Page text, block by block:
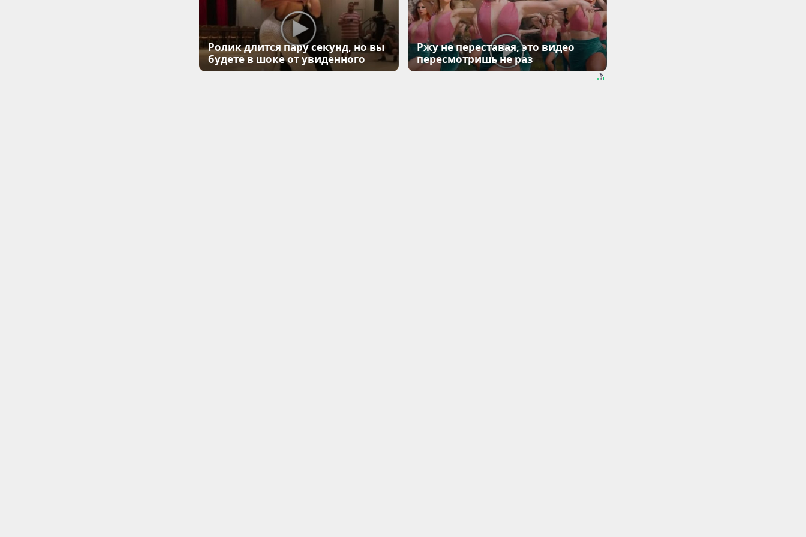
Ролик длится пару секунд, но вы
будете в шоке от увиденного
Ржу не переставая, это видео
пересмотришь не раз